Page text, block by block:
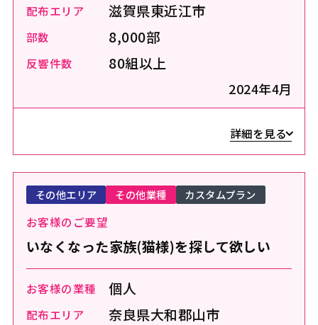
配布エリア 滋賀県東近江市
部数 8,000部
反響件数 80組以上
2024年4月
詳細を見る
お客様のご要望
いなくなった家族(猫様)を探して欲しい
お客様の業種 個人
配布エリア 奈良県大和郡山市
その他エリア その他業種 カスタムプラン